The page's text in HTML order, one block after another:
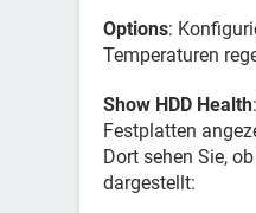
Options:
Temperaturen
Show HDD Health
Festplatten
Dort sehen Sie,
dargestellt: